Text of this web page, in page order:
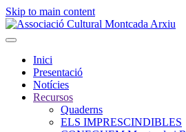
Skip to main content
Inici
Presentació
Notícies
Recursos
Quaderns
ELS IMPRESCINDIBLES